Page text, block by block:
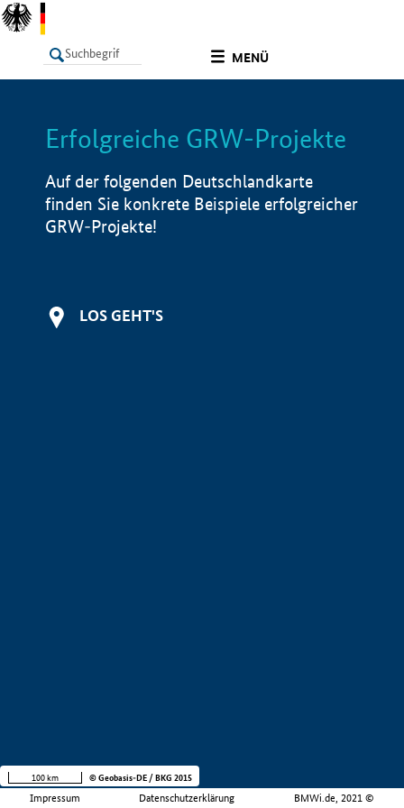
MENÜ
LISTE Info
Erfolgreiche GRW-Projekte
Auf der folgenden Deutschlandkarte
finden Sie konkrete Beispiele erfolgreicher
GRW-Projekte!
LOS GEHT'S
Impressum Datenschutzerklärung BMWi.de, 2021 ©
100 km © Geobasis-DE / BKG 2015